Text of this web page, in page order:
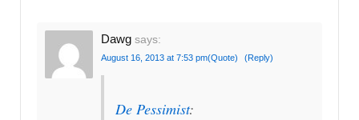
Dawg says:
August 16, 2013 at 7:53 pm(Quote) (Reply)
De Pessimist: